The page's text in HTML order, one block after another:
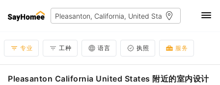
专业 工种 语言 执照 服务
Pleasanton California United States 附近的室内设计